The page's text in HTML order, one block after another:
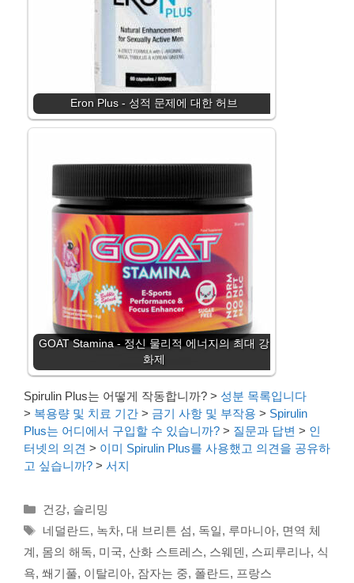
Eron Plus - 성적 문제에 대한 허브
GOAT Stamina - 정신 물리적 에너지의 최대 강
화제
Spirulin Plus는 어떻게 작동합니까? > 성분 목록입니다
> 복용량 및 치료 기간 > 금기 사항 및 부작용 > Spirulin
Plus는 어디에서 구입할 수 있습니까? > 질문과 답변 > 인
터넷의 의견 > 이미 Spirulin Plus를 사용했고 의견을 공유하
고 싶습니까? > 서지
Categories
건강, 슬리밍
Tags
네덜란드, 녹차, 대 브리튼 섬, 독일, 루마니아, 면역 체
계, 몸의 해독, 미국, 산화 스트레스, 스웨덴, 스피루리나, 식
욕, 쐐기풀, 이탈리아, 잠자는 중, 폴란드, 프랑스